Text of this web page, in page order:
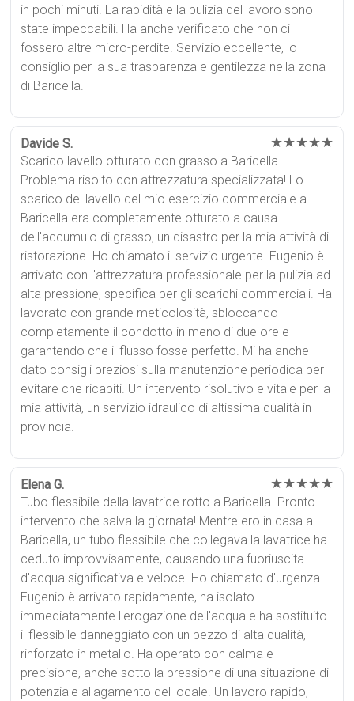
in pochi minuti. La rapidità e la pulizia del lavoro sono
state impeccabili. Ha anche verificato che non ci
fossero altre micro-perdite. Servizio eccellente, lo
consiglio per la sua trasparenza e gentilezza nella zona
di Baricella.
Davide S. ★★★★★
Scarico lavello otturato con grasso a Baricella.
Problema risolto con attrezzatura specializzata! Lo
scarico del lavello del mio esercizio commerciale a
Baricella era completamente otturato a causa
dell'accumulo di grasso, un disastro per la mia attività di
ristorazione. Ho chiamato il servizio urgente. Eugenio è
arrivato con l'attrezzatura professionale per la pulizia ad
alta pressione, specifica per gli scarichi commerciali. Ha
lavorato con grande meticolosità, sbloccando
completamente il condotto in meno di due ore e
garantendo che il flusso fosse perfetto. Mi ha anche
dato consigli preziosi sulla manutenzione periodica per
evitare che ricapiti. Un intervento risolutivo e vitale per la
mia attività, un servizio idraulico di altissima qualità in
provincia.
Elena G. ★★★★★
Tubo flessibile della lavatrice rotto a Baricella. Pronto
intervento che salva la giornata! Mentre ero in casa a
Baricella, un tubo flessibile che collegava la lavatrice ha
ceduto improvvisamente, causando una fuoriuscita
d'acqua significativa e veloce. Ho chiamato d'urgenza.
Eugenio è arrivato rapidamente, ha isolato
immediatamente l'erogazione dell'acqua e ha sostituito
il flessibile danneggiato con un pezzo di alta qualità,
rinforzato in metallo. Ha operato con calma e
precisione, anche sotto la pressione di una situazione di
potenziale allagamento del locale. Un lavoro rapido,